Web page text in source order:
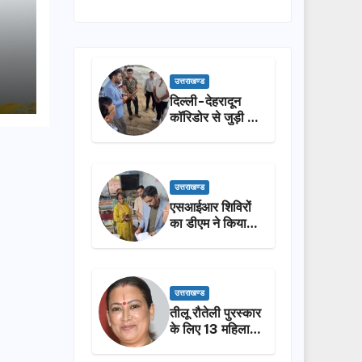
उत्तराखण्ड
दिल्ली-देहरादून
कॉरिडोर से जुड़ी 12
उत्तराखण्ड
एसआईआर शिविरों
का डीएम ने किया
उत्तराखण्ड
तीलू रौतेली पुरस्कार
के लिए 13 महिलाओं